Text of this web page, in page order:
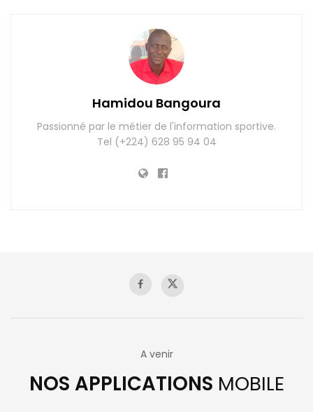
Hamidou Bangoura
Passionné par le métier de l'information sportive.
Tel (+224) 628 95 94 04
A venir
NOS APPLICATIONS MOBILE